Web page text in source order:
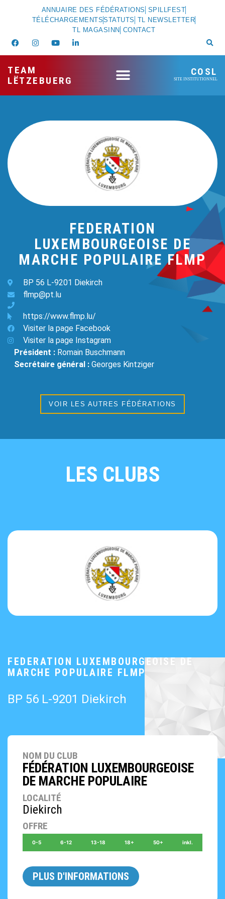
ANNUAIRE DES FÉDÉRATIONS SPILLFEST
TÉLÉCHARGEMENTSSTATUTS TL NEWSLETTER
TL MAGASINN CONTACT
TEAM
LËTZEBUERG
COSL
SITE INSTITUTIONNEL
FEDERATION
LUXEMBOURGEOISE DE
MARCHE POPULAIRE FLMP
BP 56 L-9201 Diekirch
flmp@pt.lu
https://www.flmp.lu/
Visiter la page Facebook
Visiter la page Instagram
Président : Romain Buschmann
Secrétaire général : Georges Kintziger
VOIR LES AUTRES FÉDÉRATIONS
LES CLUBS
FEDERATION LUXEMBOURGEOISE DE
MARCHE POPULAIRE FLMP
BP 56 L-9201 Diekirch
NOM DU CLUB
FÉDÉRATION LUXEMBOURGEOISE
DE MARCHE POPULAIRE
LOCALITÉ
Diekirch
OFFRE
0-5 6-12 13-18 18+ 50+ inkl.
PLUS D'INFORMATIONS